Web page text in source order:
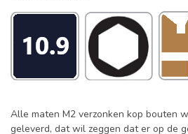
Alle maten M2 verzonken kop bouten
geleverd, dat wil zeggen dat er op de